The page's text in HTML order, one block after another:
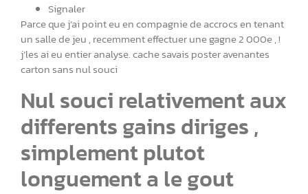
Signaler
Parce que j’ai point eu en compagnie de accrocs en tenant
un salle de jeu , recemment effectuer une gagne 2 000e , !
j’les ai eu entier analyse. cache savais poster avenantes
carton sans nul souci
Nul souci relativement aux
differents gains diriges ,
simplement plutot
longuement a le gout